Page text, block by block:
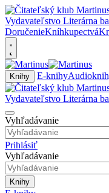
DoručenieKníhkupectvá
Knihy E-knihy
Vyhľadávanie
Prihlásiť
Vyhľadávanie
Knihy